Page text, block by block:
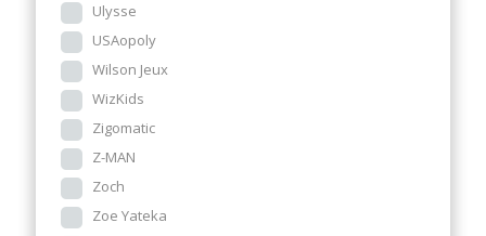
Ulysse
USAopoly
Wilson Jeux
WizKids
Zigomatic
Z-MAN
Zoch
Zoe Yateka